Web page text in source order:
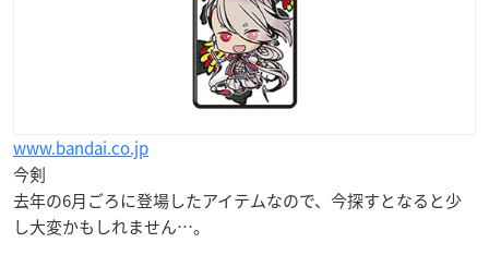
www.bandai.co.jp
今剣
去年の6月ごろに登場したアイテムなので、今探すとなると少
し大変かもしれません…。